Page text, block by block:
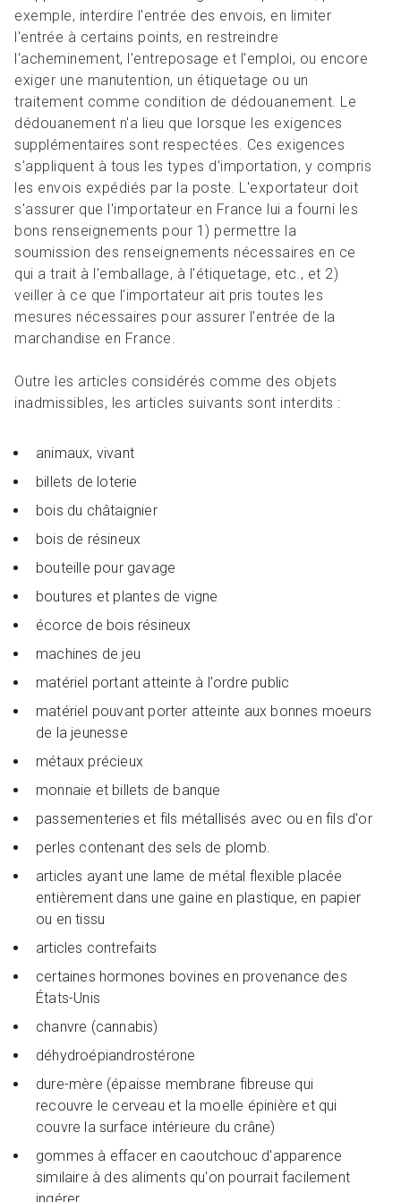
exemple, interdire l'entrée des envois, en limiter
l'entrée à certains points, en restreindre
l'acheminement, l'entreposage et l'emploi, ou encore
exiger une manutention, un étiquetage ou un
traitement comme condition de dédouanement. Le
dédouanement n'a lieu que lorsque les exigences
supplémentaires sont respectées. Ces exigences
s'appliquent à tous les types d'importation, y compris
les envois expédiés par la poste. L'exportateur doit
s'assurer que l'importateur en France lui a fourni les
bons renseignements pour 1) permettre la
soumission des renseignements nécessaires en ce
qui a trait à l'emballage, à l'étiquetage, etc., et 2)
veiller à ce que l'importateur ait pris toutes les
mesures nécessaires pour assurer l'entrée de la
marchandise en France.
Outre les articles considérés comme des objets
inadmissibles, les articles suivants sont interdits :
animaux, vivant
billets de loterie
bois du châtaignier
bois de résineux
bouteille pour gavage
boutures et plantes de vigne
écorce de bois résineux
machines de jeu
matériel portant atteinte à l'ordre public
matériel pouvant porter atteinte aux bonnes moeurs
de la jeunesse
métaux précieux
monnaie et billets de banque
passementeries et fils métallisés avec ou en fils d'or
perles contenant des sels de plomb.
articles ayant une lame de métal flexible placée
entièrement dans une gaine en plastique, en papier
ou en tissu
articles contrefaits
certaines hormones bovines en provenance des
États-Unis
chanvre (cannabis)
déhydroépiandrostérone
dure-mère (épaisse membrane fibreuse qui
recouvre le cerveau et la moelle épinière et qui
couvre la surface intérieure du crâne)
gommes à effacer en caoutchouc d'apparence
similaire à des aliments qu'on pourrait facilement